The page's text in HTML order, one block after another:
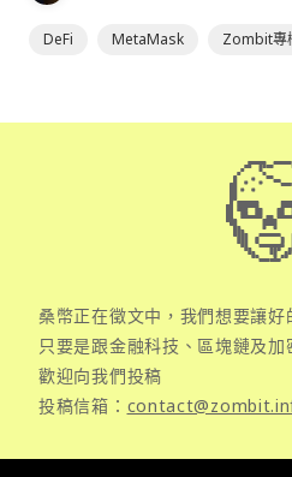
DeFi MetaMask Zombit專
桑幣正在徵文中，我們想要讓好
只要是跟金融科技、區塊鏈及
歡迎向我們投稿
投稿信箱：